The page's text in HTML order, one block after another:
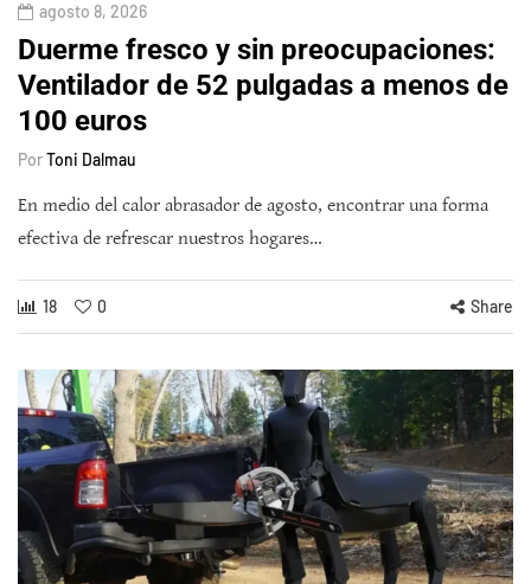
agosto 8, 2026
Duerme fresco y sin preocupaciones:
Ventilador de 52 pulgadas a menos de
100 euros
PorToni Dalmau
En medio del calor abrasador de agosto, encontrar una forma
efectiva de refrescar nuestros hogares…
18 0 Share